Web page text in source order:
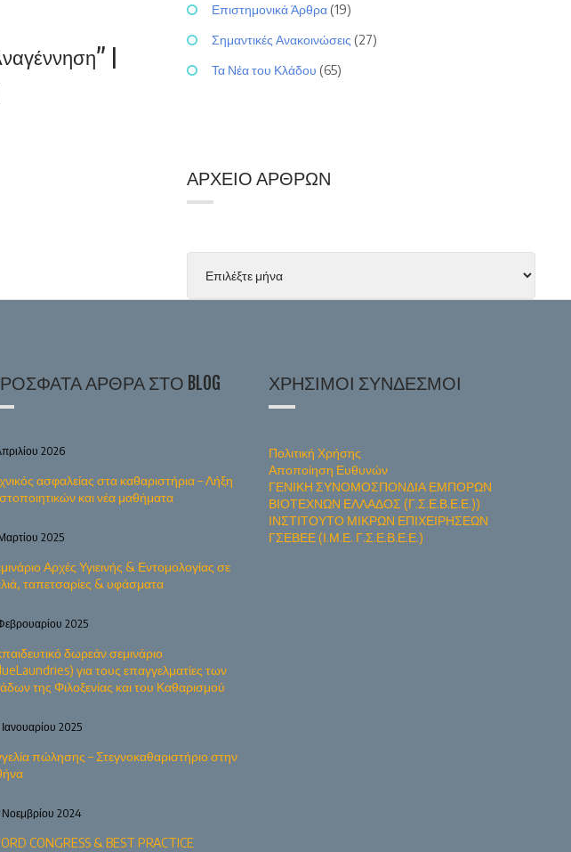
|
Επιστημονικά Άρθρα (19)
Σημαντικές Ανακοινώσεις (27)
Τα Νέα του Κλάδου (65)
ΑΡΧΕΊΟ ΆΡΘΡΩΝ
ΆΡΘΡΑ ΣΤΟ BLOG
ασφαλείας στα καθαριστήρια – Λήξη
και νέα μαθήματα
2026
Αρχές Υγιεινής & Εντομολογίας σε
ταπετσαρίες & υφάσματα
2025
δωρεάν σεμινάριο
για τους επαγγελματίες των
της Φιλοξενίας και του Καθαρισμού
2025
πώλησης – Στεγνοκαθαριστήριο στην
2025
CONGRESS & BEST PRACTICE
Νοεμβρίου 2024
ΧΡΉΣΙΜΟΙ ΣΎΝΔΕΣΜΟΙ
Πολιτική Χρήσης
Αποποίηση Ευθυνών
ΓΕΝΙΚΗ ΣΥΝΟΜΟΣΠΟΝΔΙΑ ΕΜΠΟΡΩΝ
ΒΙΟΤΕΧΝΩΝ ΕΛΛΑΔΟΣ (Γ.Σ.Ε.Β.Ε.Ε.))
ΙΝΣΤΙΤΟΥΤΟ ΜΙΚΡΩΝ ΕΠΙΧΕΙΡΗΣΕΩΝ
ΓΣΕΒΕΕ (Ι.Μ.Ε. Γ.Σ.Ε.Β.Ε.Ε.)